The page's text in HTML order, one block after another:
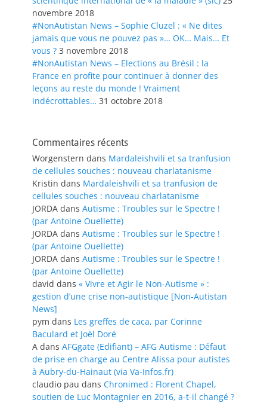
novembre 2018
#NonAutistan News – Sophie Cluzel : « Ne dites
jamais que vous ne pouvez pas »… OK… Mais… Et
vous ? 3 novembre 2018
#NonAutistan News – Elections au Brésil : la
France en profite pour continuer à donner des
leçons au reste du monde ! Vraiment
indécrottables… 31 octobre 2018
Commentaires récents
Worgenstern dans Mardaleishvili et sa tranfusion
de cellules souches : nouveau charlatanisme
Kristin dans Mardaleishvili et sa tranfusion de
cellules souches : nouveau charlatanisme
JORDA dans Autisme : Troubles sur le Spectre !
(par Antoine Ouellette)
JORDA dans Autisme : Troubles sur le Spectre !
(par Antoine Ouellette)
JORDA dans Autisme : Troubles sur le Spectre !
(par Antoine Ouellette)
david dans « Vivre et Agir le Non-Autisme » :
gestion d’une crise non-autistique [Non-Autistan
News]
pym dans Les greffes de caca, par Corinne
Baculard et Joël Doré
A dans AFGgate (Edifiant) – AFG Autisme : Défaut
de prise en charge au Centre Alissa pour autistes
à Aubry-du-Hainaut (via Va-Infos.fr)
claudio pau dans Chronimed : Florent Chapel,
soutien de Luc Montagnier en 2016, a-t-il changé ?